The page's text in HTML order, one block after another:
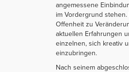
angemessene
im Vordergrund
Offenheit zu
aktuellen Erfahrungen
einzelnen, sich kreativ
einzubringen.
Nach seinem